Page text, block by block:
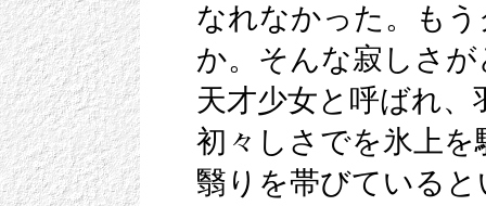
なれなかった。も
か。そんな寂しさ
天才少女と呼ばれ
初々しさでを氷上
翳りを帯びている